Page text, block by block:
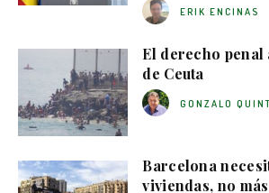
ERIK ENCINAS
El derecho penal
de Ceuta
GONZALO
Barcelona
viviendas, no